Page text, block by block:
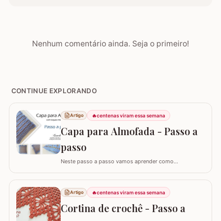
Nenhum comentário ainda. Seja o primeiro!
CONTINUE EXPLORANDO
Artigo 🔥centenas viram essa semana
Capa para Almofada - Passo a
passo
Neste passo a passo vamos aprender como
intercalados. Fiz a capa para almofada de 40 x 40 e
seguindo o passo a passo você consegue adaptar para
o tamanho desejado. Utilizei o fio Barroco Maxcolor da
Círculo S/A. Um fio extremamente macio por ser 100%…
Artigo 🔥centenas viram essa semana
Cortina de crochê - Passo a